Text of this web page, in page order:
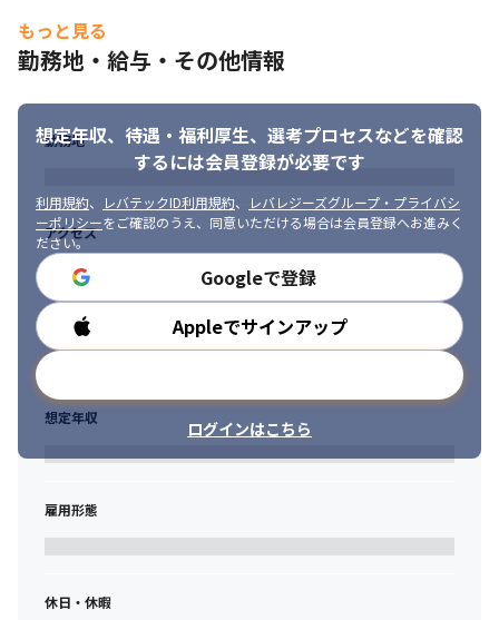
- 大手不動産事業者向け顧客情報管理システム再構築支援
・開発環境・言語等：kintone
・関与フェーズ：コンサルティング・要件定義・業務整理
・開発手法：アジャイル
・顧客や社内関係者とのコミュニケーションを円滑に行える方
・技術トレンドに関心があり、自己学習に積極的な方
もっと見る
勤務地・給与・その他情報
想定年収、待遇・福利厚生、 選考プロセスなどを確認
するには会員登録が必要です
利用規約、 レバテックID利用規約、
レバレジーズグループ・プライバシ
ーポリシーをご確認のうえ、同意いただける場合は会員登録へお進みく
ださい。
Googleで登録
Appleでサインアップ
ログインはこちら
勤務地
アクセス
勤務時間
想定年収
雇用形態
休日・休暇